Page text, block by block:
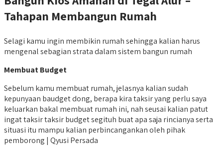
Tahapan Membangun Rumah
Selagi kamu ingin membikin rumah sehingga kalian harus
mengenal sebagian strata dalam sistem bangun rumah
Membuat Budget
Sebelum kamu membuat rumah, jelasnya kalian sudah
kepunyaan baudget dong, berapa kira taksir yang perlu saya
keluarkan bakal membuat rumah ini, nah seusai kalian patut
ingat taksir taksir budget segituh buat apa saja rincianya serta
situasi itu mampu kalian perbincangankan oleh pihak
pemborong | Qyusi Persada